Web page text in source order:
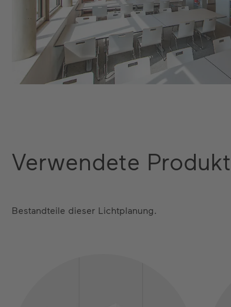
Verwendete
Bestandteile dieser Lichtplanung.